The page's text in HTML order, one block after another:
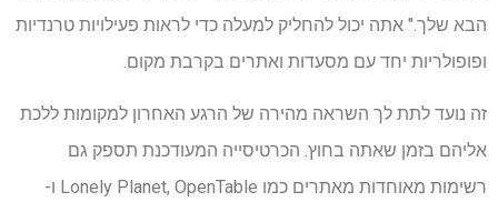
הבא שלך." אתה יכול להחליק למעלה כדי לראות פעילויות טרנדיות
ופופולריות יחד עם מסעדות ואתרים בקרבת מקום.
זה נועד לתת לך השראה מהירה של הרגע האחרון למקומות ללכת
אליהם בזמן שאתה בחוץ. הכרטיסייה המעודכנת תספק גם
רשימות מאוחדות מאתרים כמו Lonely Planet, OpenTable ו-